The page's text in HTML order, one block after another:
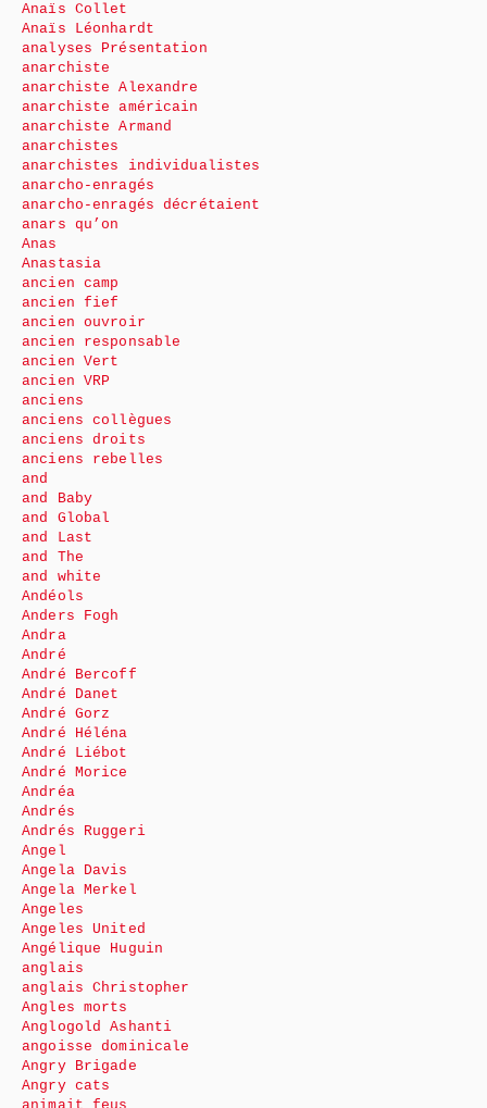
Anaïs Collet
Anaïs Léonhardt
analyses Présentation
anarchiste
anarchiste Alexandre
anarchiste américain
anarchiste Armand
anarchistes
anarchistes individualistes
anarcho-enragés
anarcho-enragés décrétaient
anars qu’on
Anas
Anastasia
ancien camp
ancien fief
ancien ouvroir
ancien responsable
ancien Vert
ancien VRP
anciens
anciens collègues
anciens droits
anciens rebelles
and
and Baby
and Global
and Last
and The
and white
Andéols
Anders Fogh
Andra
André
André Bercoff
André Danet
André Gorz
André Héléna
André Liébot
André Morice
Andréa
Andrés
Andrés Ruggeri
Angel
Angela Davis
Angela Merkel
Angeles
Angeles United
Angélique Huguin
anglais
anglais Christopher
Angles morts
Anglogold Ashanti
angoisse dominicale
Angry Brigade
Angry cats